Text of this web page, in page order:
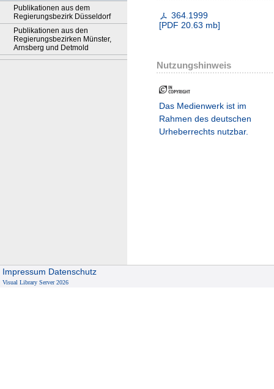
Publikationen aus dem
Regierungsbezirk Düsseldorf
Publikationen aus den
Regierungsbezirken Münster,
Arnsberg und Detmold
364.1999
[PDF 20.63 mb]
Nutzungshinweis
Das Medienwerk ist im
Rahmen des deutschen
Urheberrechts nutzbar.
Impressum Datenschutz
Visual Library Server 2026